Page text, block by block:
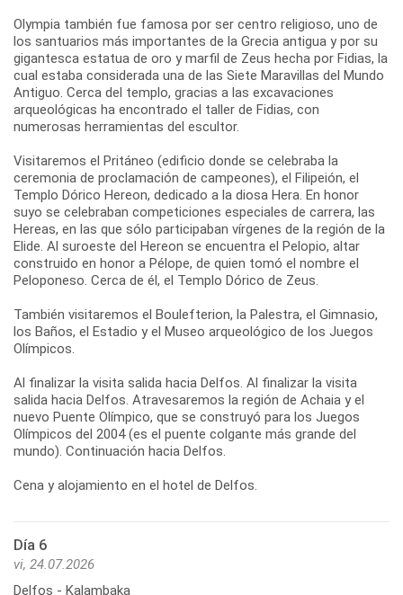
Olympia también fue famosa por ser centro religioso, uno de
los santuarios más importantes de la Grecia antigua y por su
gigantesca estatua de oro y marfil de Zeus hecha por Fidias, la
cual estaba considerada una de las Siete Maravillas del Mundo
Antiguo. Cerca del templo, gracias a las excavaciones
arqueológicas ha encontrado el taller de Fidias, con
numerosas herramientas del escultor.
Visitaremos el Pritáneo (edificio donde se celebraba la
ceremonia de proclamación de campeones), el Filipeión, el
Templo Dórico Hereon, dedicado a la diosa Hera. En honor
suyo se celebraban competiciones especiales de carrera, las
Hereas, en las que sólo participaban vírgenes de la región de la
Elide. Al suroeste del Hereon se encuentra el Pelopio, altar
construido en honor a Pélope, de quien tomó el nombre el
Peloponeso. Cerca de él, el Templo Dórico de Zeus.
También visitaremos el Boulefterion, la Palestra, el Gimnasio,
los Baños, el Estadio y el Museo arqueológico de los Juegos
Olímpicos.
Al finalizar la visita salida hacia Delfos. Al finalizar la visita
salida hacia Delfos. Atravesaremos la región de Achaia y el
nuevo Puente Olímpico, que se construyó para los Juegos
Olímpicos del 2004 (es el puente colgante más grande del
mundo). Continuación hacia Delfos.
Cena y alojamiento en el hotel de Delfos.
Día 6
vi, 24.07.2026
Delfos - Kalambaka